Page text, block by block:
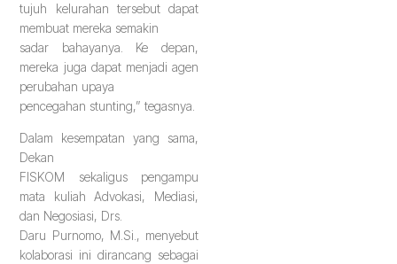
tujuh kelurahan tersebut dapat
membuat mereka semakin
sadar bahayanya. Ke depan,
mereka juga dapat menjadi agen
perubahan upaya
pencegahan stunting,” tegasnya.
Dalam kesempatan yang sama,
Dekan
FISKOM sekaligus pengampu
mata kuliah Advokasi, Mediasi,
dan Negosiasi, Drs.
Daru Purnomo, M.Si., menyebut
kolaborasi ini dirancang sebagai